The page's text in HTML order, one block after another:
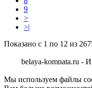
9
>
>|
Показано с 1 по 12 из
belaya-komnata.ru -
Мы используем файлы